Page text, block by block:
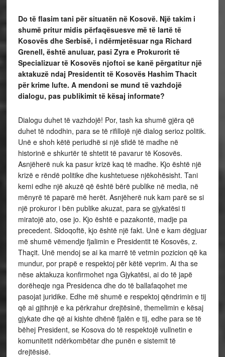
Do të flasim tani për situatën në Kosovë. Një takim i
shumë pritur midis përfaqësuesve më të lartë të
Kosovës dhe Serbisë, i ndërmjetësuar nga Richard
Grenell, është anuluar, pasi Zyra e Prokurorit të
Specializuar të Kosovës njoftoi se kanë përgatitur një
aktakuzë ndaj Presidentit të Kosovës Hashim Thacit
për krime lufte. A mendoni se mund të vazhdojë
dialogu, pas publikimit të kësaj informate?
Dialogu duhet të vazhdojë! Por, tash ka shumë gjëra që
duhet të ndodhin, para se të rifillojë një dialog serioz politik.
Unë e shoh këtë periudhë si një sfidë të madhe në
historinë e shkurtër të shtetit të pavarur të Kosovës.
Asnjëherë nuk ka pasur krizë kaq të madhe. Kjo është një
krizë e rëndë politike dhe kushtetuese njëkohësisht. Tani
kemi edhe një akuzë që është bërë publike në media, në
mënyrë të paparë më herët. Asnjëherë nuk kam parë se si
një prokuror i bën publike akuzat, para se gjykatësi ti
miratojë ato, ose jo. Kjo është e pazakontë, madje pa
precedent. Sidoqoftë, kjo është një fakt. Unë e kam dëgjuar
më shumë vëmendje fjalimin e Presidentit të Kosovës, z.
Thaçit. Unë mendoj se ai ka marrë të vetmin pozicion që ka
mundur, por prapë e respektoj për këtë veprim. Ai tha se
nëse aktakuza konfirmohet nga Gjykatësi, ai do të japë
dorëheqje nga Presidenca dhe do të ballafaqohet me
pasojat juridike. Edhe më shumë e respektoj qëndrimin e tij
që ai gjtihnjë e ka përkrahur drejtësinë, themelimin e kësaj
gjykate dhe që ai kishte dhënë fjalën e tij, edhe para se të
bëhej President, se Kosova do të respektojë vullnetin e
komunitetit ndërkombëtar dhe punën e sistemit të
drejtësisë.